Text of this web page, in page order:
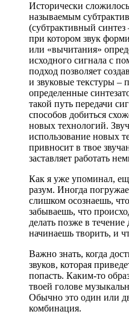
Исторически
называемым
(субтрактивный
при котором звук
или «вычитания»
исходного сигнала с
подход позволяет
и звуковые текстуры –
определенные
такой путь передачи
способов добиться
новых технологий.
использование новых
привносит в твое
заставляет работать
Как я уже упоминал,
разум. Иногда
слишком осознаешь,
забываешь, что
делать позже в
начинаешь творить, и
Важно знать, когда
звуков, которая
попасть. Каким-то
твоей голове
Обычно это один или
комбинация.